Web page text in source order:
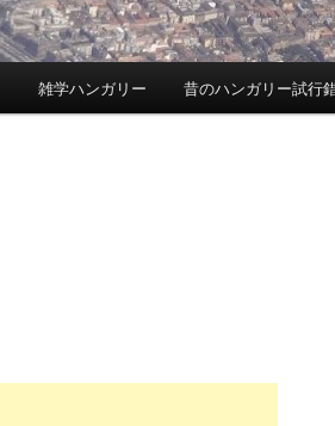
雑学ハンガリー 昔のハンガリー試行